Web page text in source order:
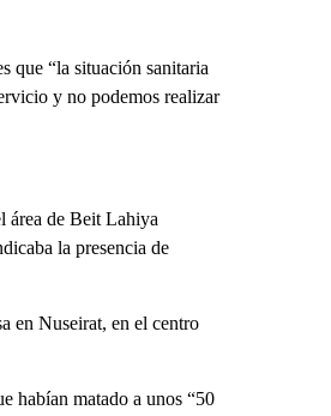
que “la situación sanitaria
y no podemos realizar
área de Beit Lahiya
la presencia de
en Nuseirat, en el centro
habían matado a unos “50